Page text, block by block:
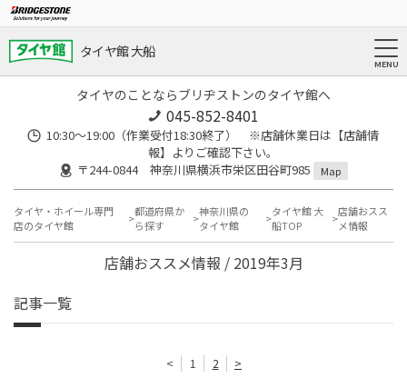
タイヤ館 大船
タイヤのことならブリヂストンのタイヤ館へ
045-852-8401
10:30～19:00（作業受付18:30終了） ※店舗休業日は【店舗情
報】よりご確認下さい。
〒244-0844 神奈川県横浜市栄区田谷町985
Map
タイヤ・ホイール専門
店のタイヤ館
都道府県か
ら探す
神奈川県の
タイヤ館
タイヤ館 大
船TOP
店舗おスス
メ情報
店舗おススメ情報 / 2019年3月
記事一覧
< 1 2 >